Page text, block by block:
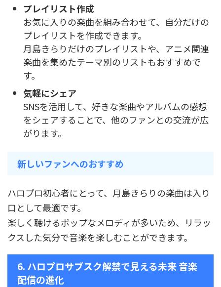
プレイリスト作成
お気に入りの楽曲を組み合わせて、自分だけの
プレイリストを作成できます。
月島きらりだけのプレイリストや、アニメ関連
楽曲を集めたテーマ別のリストもおすすめで
す。
気軽にシェア
SNSを活用して、好きな楽曲やアルバムの感想
をシェアすることで、他のファンとの交流が広
がります。
新しいファンへのおすすめ
ハロプロ初心者にとって、月島きらりの楽曲は入り
口として最適です。
楽しく聴けるポップなメロディが多いため、リラッ
クスした気分で音楽を楽しむことができます。
6. ハロプロサブスク解禁で見える未来 音楽
配信の進化